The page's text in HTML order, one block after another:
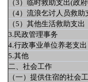
（3）临时救助支出(政
（4）流浪乞讨人员救助
（5）其他生活救助支出
3.民政管理事务
4.行政事业单位养老支出
5.其他
二、社会工作
（一）提供住宿的社会